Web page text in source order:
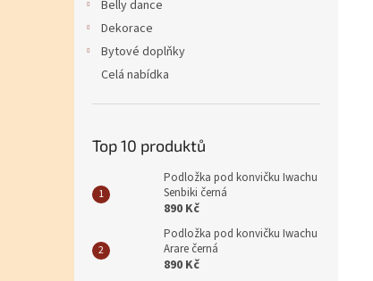
Belly dance
Dekorace
Bytové doplňky
Celá nabídka
Top 10 produktů
Podložka pod konvičku Iwachu
Senbiki černá
890 Kč
Podložka pod konvičku Iwachu
Arare černá
890 Kč